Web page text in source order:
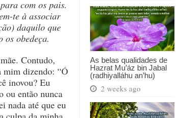
As belas qualidades de
Hazrat Mu’áz bin Jabal
(radhiyalláhu an’hu)
2 weeks ago
com os pais.
te à associar
daquilo que
os obedeça.
Contudo,
mim dizendo: “Ó
inovou? Eu
ou então nunca
nada até que eu